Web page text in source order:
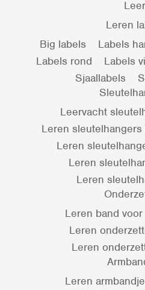
Leer
Leren
Big labels
Labels
Labels rond
Labels
Sjaallabels
Leervacht
Leren sleutelhangers
Leren
Leren
Leren
Leren band
Leren
Leren
Leren